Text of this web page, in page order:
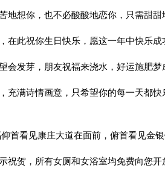
地想你，也不必酸酸地恋你，只需甜甜
在此祝你生日快乐，愿这一年中快乐
会发芽，朋友祝福来浇水，好运施肥梦
充满诗情画意，只希望你的每一天都快
首看见康庄大道在面前，俯首看见金
祝贺，所有女厕和女浴室均免费向您